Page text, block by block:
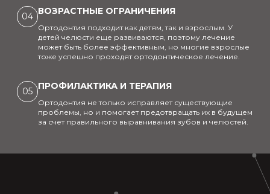
04
ВОЗРАСТНЫЕ ОГРАНИЧЕНИЯ
Ортодонтия подходит как детям, так и взрослым. У
детей челюсти еще развиваются, поэтому лечение
может быть более эффективным, но многие взрослые
тоже успешно проходят ортодонтическое лечение.
05
ПРОФИЛАКТИКА И ТЕРАПИЯ
Ортодонтия не только исправляет существующие
проблемы, но и помогает предотвращать их в будущем
за счет правильного выравнивания зубов и челюстей.